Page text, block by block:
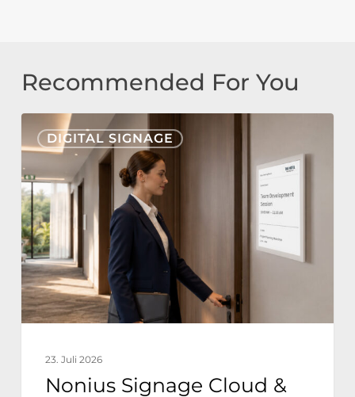
Recommended For You
DIGITAL SIGNAGE
Nonius
Signage
Cloud
&
E-
Paper
für
die
Hotellerie:
23. Juli 2026
Nonius Signage Cloud &